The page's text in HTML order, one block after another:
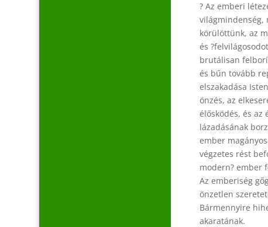
? Az emberi
világmindenség,
körülöttünk, az
és
brutálisan
és bűn tovább
elszakadása
önzés, az
élősködés, és
lázadásának
ember
végzetes rést
modern? ember
Az emberiség
önzetlen
Bármennyire
akaratának.